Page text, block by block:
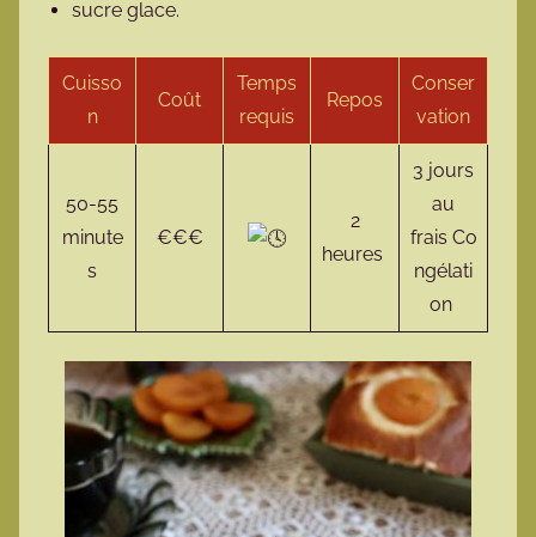
sucre glace.
Cuisso
n
Coût
Temps
requis
Repos
Conser
vation
50-55
minute
s
€€€
2
heures
3 jours
au
frais Co
ngélati
on